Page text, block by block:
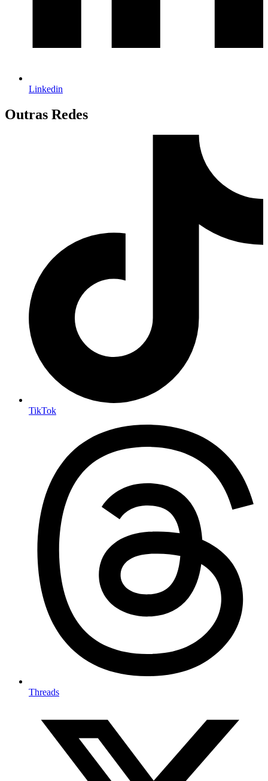
Linkedin
Outras Redes
TikTok
Threads